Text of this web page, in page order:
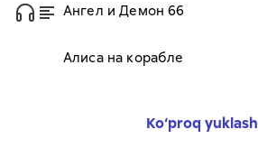
Ангел и Демон 66
Алиса на корабле
Ko‘proq yuklash